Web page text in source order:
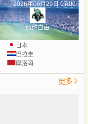
2026年06月29日 07:00
纽约自由
日本
巴拉圭
摩洛哥
更多